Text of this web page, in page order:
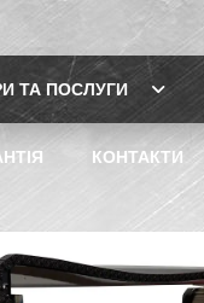
ТА ПОСЛУГИ
КОНТАКТИ